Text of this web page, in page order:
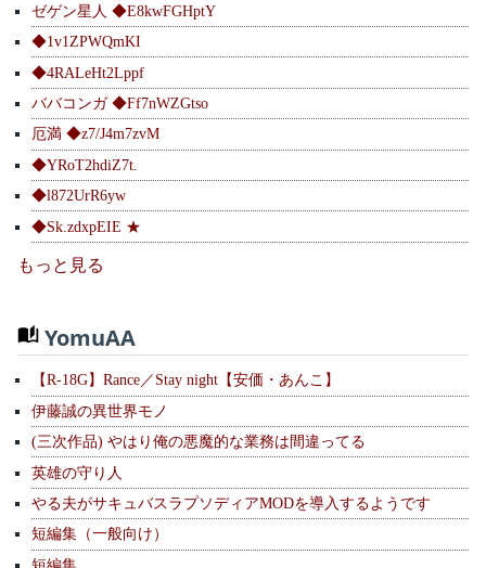
ゼゲン星人 ◆E8kwFGHptY
◆1v1ZPWQmKI
◆4RALeHt2Lppf
ババコンガ ◆Ff7nWZGtso
厄満 ◆z7/J4m7zvM
◆YRoT2hdiZ7t.
◆l872UrR6yw
◆Sk.zdxpEIE ★
もっと見る
YomuAA
【R-18G】Rance／Stay night【安価・あんこ】
伊藤誠の異世界モノ
(三次作品) やはり俺の悪魔的な業務は間違ってる
英雄の守り人
やる夫がサキュバスラプソディアMODを導入するようです
短編集（一般向け）
短編集